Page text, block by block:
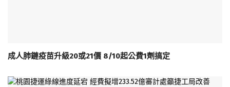
成人肺鏈疫苗升級20或21價 8/10起公費1劑搞定